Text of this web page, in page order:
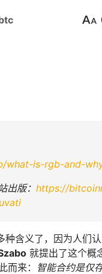
what-is-rgb-and-
版： https://
含义了，因为人们
就提出了这个概
而来： 智能合约是仅